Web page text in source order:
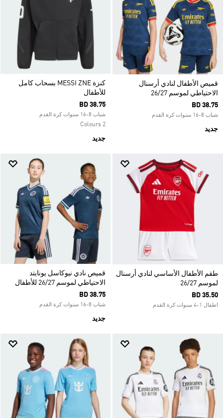
قميص الأطفال لنادي أرسنال
الاحتياطي لموسم 26/27
BD 38.75
شباب 8-16 سنوات كرة القدم
جديد
كنزة MESSI ZNE بسحاب كامل
للأطفال
BD 38.75
شباب 8-16 سنوات كرة القدم
2 Colours
جديد
طقم الأطفال الأساسي لنادي أرسنال
لموسم 26/27
BD 35.50
اطفال 1-4 سنوات كرة القدم
قميص نادي نيوكاسل يونايتد
الاحتياطي لموسم 26/27 للأطفال
BD 38.75
شباب 8-16 سنوات كرة القدم
جديد